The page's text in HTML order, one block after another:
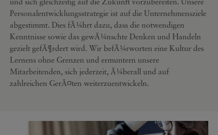
Personalentwicklungsstrategie ist auf die Unternehmensziele
abgestimmt. Dies fÃ¼hrt dazu, dass die notwendigen
Kenntnisse sowie das gewÃ¼nschte Denken und Handeln
gezielt gefÃ¶rdert wird. Wir befÃ¼rworten eine Kultur des
Lernens ohne Grenzen und ermuntern unsere
Mitarbeitenden, sich jederzeit, Ã¼berall und auf
zahlreichen GerÃ¤ten weiterzuentwickeln.